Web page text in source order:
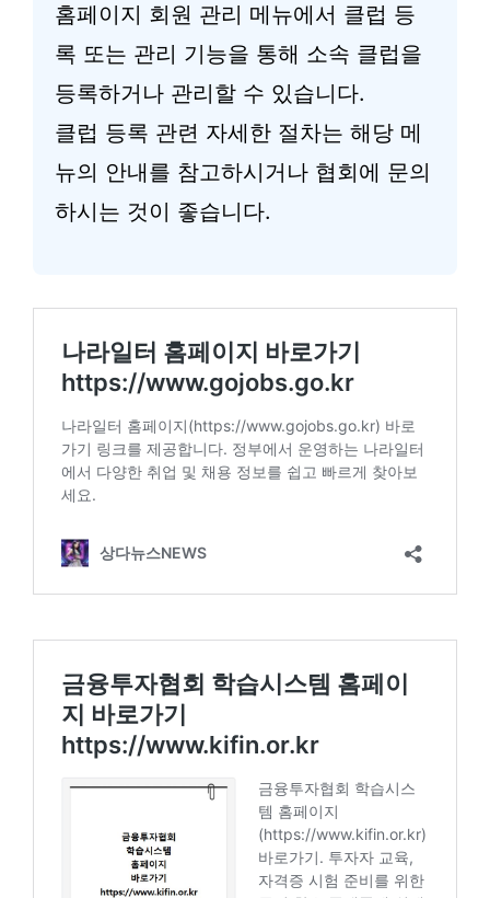
홈페이지 회원 관리 메뉴에서 클럽 등
록 또는 관리 기능을 통해 소속 클럽을
등록하거나 관리할 수 있습니다.
클럽 등록 관련 자세한 절차는 해당 메
뉴의 안내를 참고하시거나 협회에 문의
하시는 것이 좋습니다.